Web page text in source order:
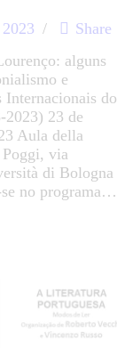
Share
alguns
e
Internacionais do
2023) 23 de
Aula della
Poggi, via
di Bologna
no programa…